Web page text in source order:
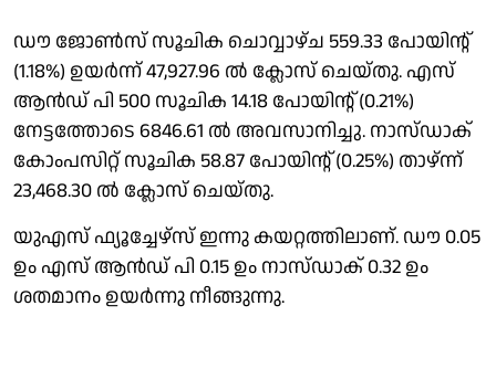
ഡൗ ജോണ്‍സ് സൂചിക ചാെവ്വാഴ്ച 559.33 പോയിന്റ്
(1.18%) ഉയര്‍ന്ന് 47,927.96 ല്‍ ക്ലോസ് ചെയ്തു. എസ്
ആന്‍ഡ് പി 500 സൂചിക 14.18 പോയിന്റ് (0.21%)
നേട്ടത്തോടെ 6846.61 ല്‍ അവസാനിച്ചു. നാസ്ഡാക്
കോംപസിറ്റ് സൂചിക 58.87 പോയിന്റ് (0.25%) താഴ്ന്ന്
23,468.30 ല്‍ ക്ലോസ് ചെയ്തു.
യുഎസ് ഫ്യൂച്ചേഴ്‌സ് ഇന്നു കയറ്റത്തിലാണ്. ഡൗ 0.05
ഉം എസ് ആന്‍ഡ് പി 0.15 ഉം നാസ്ഡാക് 0.32 ഉം
ശതമാനം ഉയര്‍ന്നു നീങ്ങുന്നു.